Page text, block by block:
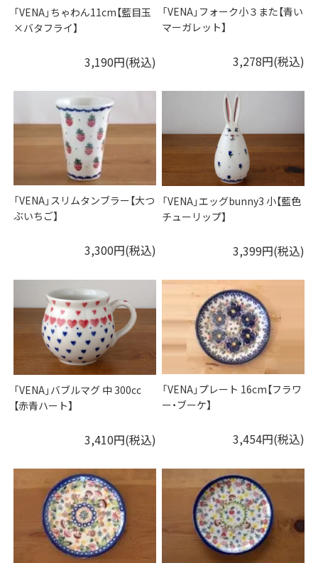
「VENA」ちゃわん11cm【藍目玉
×バタフライ】
3,190円(税込)
「VENA」フォーク小３また【青い
マーガレット】
3,278円(税込)
「VENA」スリムタンブラー【大つ
ぶいちご】
3,300円(税込)
「VENA」エッグbunny3 小【藍色
チューリップ】
3,399円(税込)
「VENA」バブルマグ 中 300cc
【赤青ハート】
3,410円(税込)
「VENA」プレート 16cm【フラワ
ー・ブーケ】
3,454円(税込)